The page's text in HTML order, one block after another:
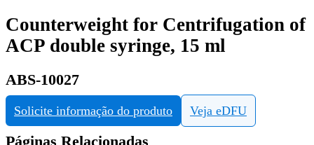
Counterweight for Centrifugation of
ACP double syringe, 15 ml
ABS-10027
Solicite informação do produto Veja eDFU